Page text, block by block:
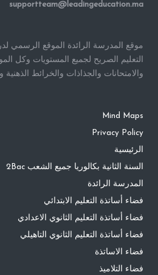
supportteam@leadingeducation.ma
موقع المدرسة الرائدة الموقع الرسمي
التعليم الصريح لجميع المستويات وكل
والامتحانات والجذاذات والخرائط الذهنية
Mind Maps
Privacy Policy
الرئيسية
السنة الثانية بكالوريا جميع الشعب 2Bac
المدرسة الرائدة
فضاء أساتذة التعليم الابتدائي
فضاء أساتذة التعليم الثانوي الاعدادي
فضاء أساتذة التعليم الثانوي التاهيلي
فضاء الاساتذة
فضاء التلاميذ